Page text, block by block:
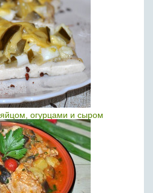
огурцами и сыром